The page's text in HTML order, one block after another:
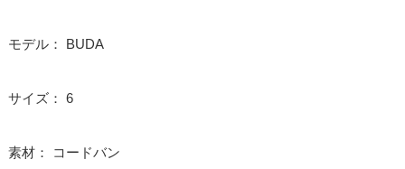
モデル： BUDA
サイズ： 6
素材： コードバン